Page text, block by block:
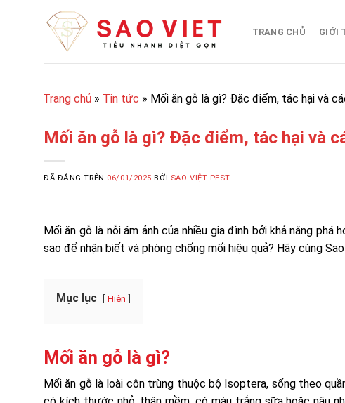
TRANG CHỦ GIỚI
Trang chủ» Tin tức » Mối ăn gỗ là gì? Đặc điểm, tác hại và
Mối ăn gỗ là gì? Đặc điểm, tác hại và
ĐÃ ĐĂNG TRÊN 06/01/2025 BỞI SAO VIỆT PEST
Mối ăn gỗ là nỗi ám ảnh của nhiều gia đình bởi khả năng
sao để nhận biết và phòng chống mối hiệu quả? Hãy cùng
Mục lục Hiện
Mối ăn gỗ là gì?
Mối ăn gỗ là loài côn trùng thuộc bộ Isoptera, sống theo